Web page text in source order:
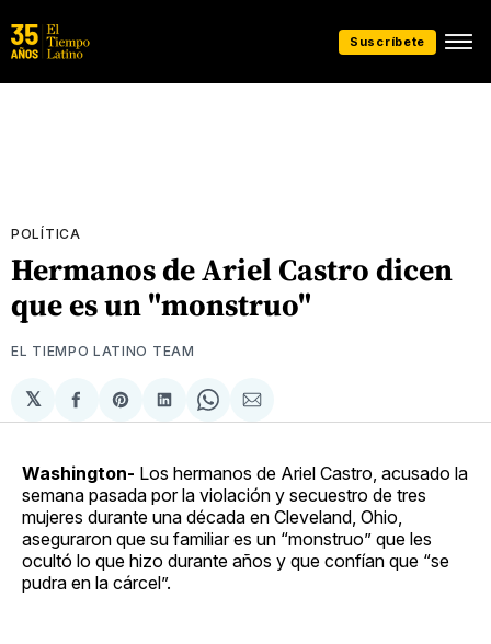
Suscríbete
POLÍTICA
Hermanos de Ariel Castro dicen
que es un "monstruo"
EL TIEMPO LATINO TEAM
𝕏
Compartir
en
Share
on
Compartir
en
Share
on
Compartir
via
Washington- Los hermanos de Ariel Castro, acusado la
semana pasada por la violación y secuestro de tres
mujeres durante una década en Cleveland, Ohio,
aseguraron que su familiar es un “monstruo” que les
ocultó lo que hizo durante años y que confían que “se
pudra en la cárcel”.